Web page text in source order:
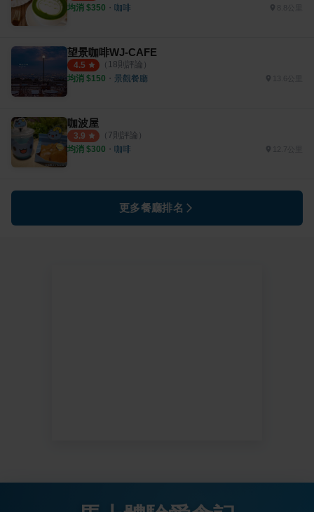
均消 $350 ・ 咖啡
望景咖啡WJ-CAFE
4.5 （ 18則評論）
均消 $150 ・ 景觀餐廳
咖波屋
3.9 （ 7則評論）
均消 $300 ・ 咖啡
更多餐廳排名